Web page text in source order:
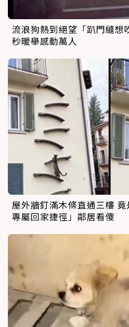
流浪狗熱到絕望「趴門縫
秒暖舉感動萬人
屋外牆釘滿木條直通三樓
專屬回家捷徑」鄰居看傻